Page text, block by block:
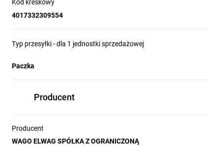
Kod kreskowy
4017332309554
Typ przesyłki - dla 1 jednostki sprzedażowej
Paczka
Producent
Producent
WAGO ELWAG SPÓŁKA Z OGRANICZONĄ